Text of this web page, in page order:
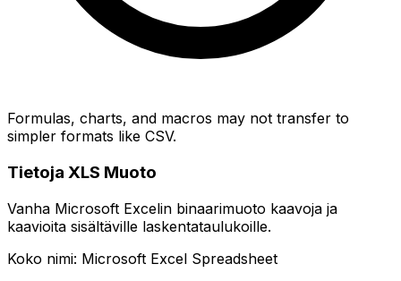
Formulas, charts, and macros may not transfer to
simpler formats like CSV.
Tietoja XLS Muoto
Vanha Microsoft Excelin binaarimuoto kaavoja ja
kaavioita sisältäville laskentataulukoille.
Koko nimi: Microsoft Excel Spreadsheet